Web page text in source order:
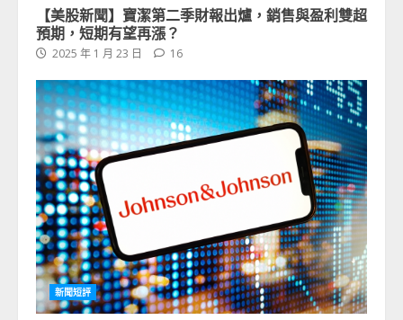
【美股新聞】寶潔第二季財報出爐，銷售與盈利雙超
預期，短期有望再漲？
2025 年 1 月 23 日 16
新聞短評